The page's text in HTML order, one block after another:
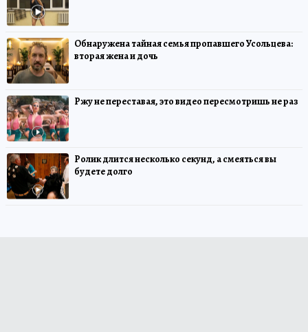
Обнаружена тайная семья пропавшего Усольцева:
вторая жена и дочь
Ржу не переставая, это видео пересмотришь не раз
Ролик длится несколько секунд, а смеяться вы
будете долго